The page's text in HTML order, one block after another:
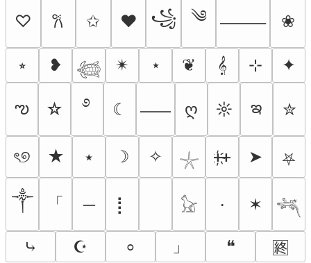
♡ 𐙚 ✩ ♥ ꧁ ༄ ⸻ ❀
⭒ ❥ 𓆉 ✴︎ ⋆ ❦ 𝄞 ⊹ ✦
ఌ ☆ ࿔ ☾ ⸺ ღ ☼ ఇ ✮
ৎ୭ ★ ⭑ ☽ ✧ 𓇼 ᚐ҉ᚐ ➤ ⛧
༒ 「 ─ ⡇ 𓃠 ⸱ ✶
𓆈
⤷
☪ ⸰ 」 ❝ 🈡